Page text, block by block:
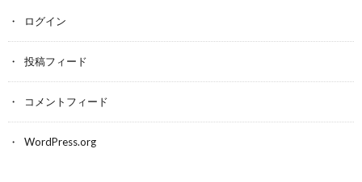
ログイン
投稿フィード
コメントフィード
WordPress.org